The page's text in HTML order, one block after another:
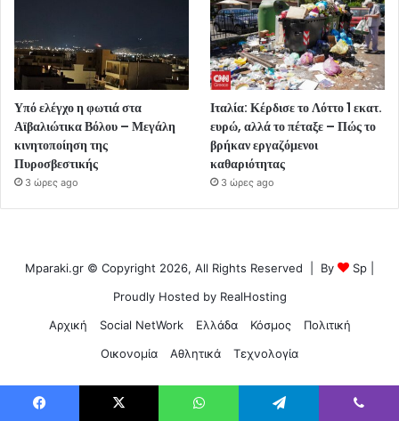
Υπό ελέγχο η φωτιά στα
Αϊβαλιώτικα Βόλου – Μεγάλη
κινητοποίηση της
Πυροσβεστικής
3 ώρες ago
Ιταλία: Κέρδισε το Λόττο 1 εκατ.
ευρώ, αλλά το πέταξε – Πώς το
βρήκαν εργαζόμενοι
καθαριότητας
3 ώρες ago
Mparaki.gr © Copyright 2026, All Rights Reserved | By Sp
Proudly Hosted by RealHosting
Αρχική
Social NetWork Ελλάδα Κόσμος
Πολιτική
Οικονομία
Αθλητικά Τεχνολογία